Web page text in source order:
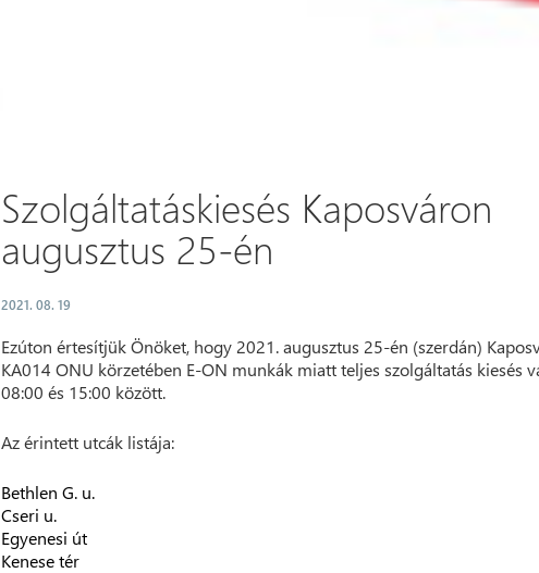
Szolgáltatáskiesés Kaposváron
augusztus 25-én
2021. 08. 19
Ezúton értesítjük Önöket, hogy 2021. augusztus 25-én (szerdán)
KA014 ONU körzetében E-ON munkák miatt teljes szolgáltatás kiesés
08:00 és 15:00 között.
Az érintett utcák listája:
Bethlen G. u.
Cseri u.
Egyenesi út
Kenese tér